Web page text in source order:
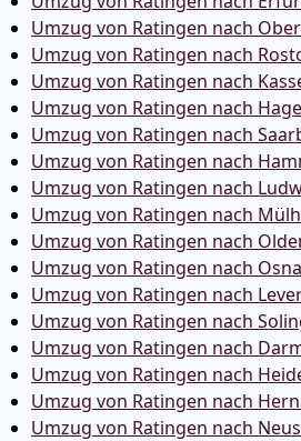
Umzug von Ratingen nach
Umzug von Ratingen nach
Umzug von Ratingen nach
Umzug von Ratingen nach
Umzug von Ratingen nach
Umzug von Ratingen nach
Umzug von Ratingen nach
Umzug von Ratingen nach
Umzug von Ratingen nach
Umzug von Ratingen nach
Umzug von Ratingen nach
Umzug von Ratingen nach
Umzug von Ratingen nach
Umzug von Ratingen nach
Umzug von Ratingen nach
Umzug von Ratingen nach